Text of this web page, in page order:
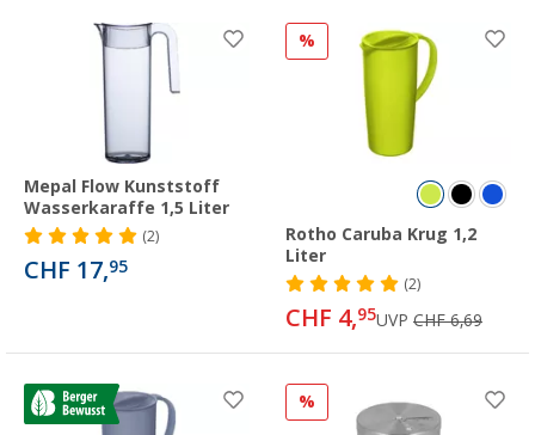
Mepal Flow Kunststoff
Wasserkaraffe 1,5 Liter
(2)
CHF 17,95
%
Rotho Caruba Krug 1,2
Liter
(2)
CHF 4,95UVP CHF 6,69
%